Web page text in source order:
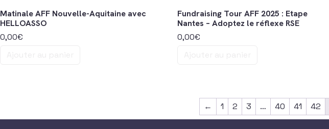
Matinale AFF Nouvelle-Aquitaine avec
HELLOASSO
0,00€
Fundraising Tour AFF 2025 : Etape
Nantes – Adoptez le réflexe RSE
0,00€
← 1 2 3 … 40 41 42